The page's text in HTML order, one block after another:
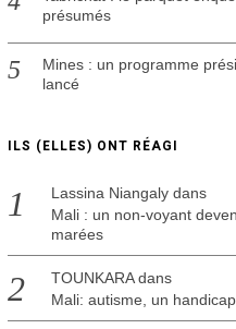
présumés
Mines : un programme
lancé
ILS (ELLES) ONT RÉAGI
Lassina Niangalydans
Mali : un non-voyant
marées
TOUNKARAdans
Mali: autisme, un